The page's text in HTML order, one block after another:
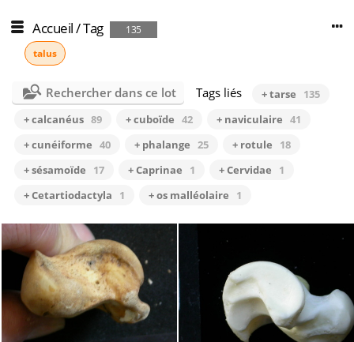
Accueil/Tag
135
talus
Rechercher dans ce lot Tags liés + tarse
135
+ calcanéus 89 + cuboïde 42 + naviculaire 41
+ cunéiforme 40 + phalange 25 + rotule
18
+ sésamoïde
17 + Caprinae 1 + Cervidae
1
+ Cetartiodactyla
1 + os malléolaire 1